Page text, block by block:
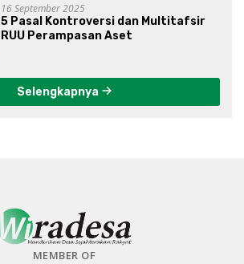
16 September 2025
5 Pasal Kontroversi dan Multitafsir
RUU Perampasan Aset
Selengkapnya
MEMBER OF